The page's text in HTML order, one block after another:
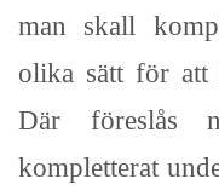
man skall
olika sätt för att
Där föreslås
kompletterat